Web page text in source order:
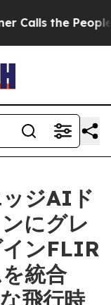
the People
ジAIド
にグレ
インFLIR
統合
飛行時